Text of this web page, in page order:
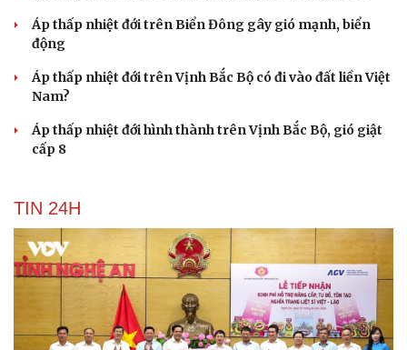
Áp thấp nhiệt đới trên Biển Đông gây gió mạnh, biển
động
Áp thấp nhiệt đới trên Vịnh Bắc Bộ có đi vào đất liền Việt
Nam?
Áp thấp nhiệt đới hình thành trên Vịnh Bắc Bộ, gió giật
cấp 8
TIN 24H